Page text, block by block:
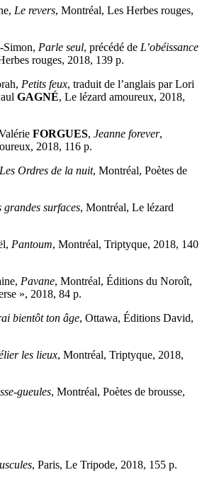
Le revers, Montréal, Les Herbes rouges,
Simon, Parle seul, précédé de L’obéissance
rouges, 2018, 139 p.
Petits feux, traduit de l’anglais par Lori
GAGNÉ, Le lézard amoureux, 2018,
FORGUES, Jeanne forever,
2018, 116 p.
Les Ordres de la nuit, Montréal, Poètes de
grandes surfaces, Montréal, Le lézard
Pantoum, Montréal, Triptyque, 2018, 140
Pavane, Montréal, Éditions du Noroît,
», 2018, 84 p.
bientôt ton âge, Ottawa, Éditions David,
les lieux, Montréal, Triptyque, 2018,
gueules, Montréal, Poètes de brousse,
, Paris, Le Tripode, 2018, 155 p.